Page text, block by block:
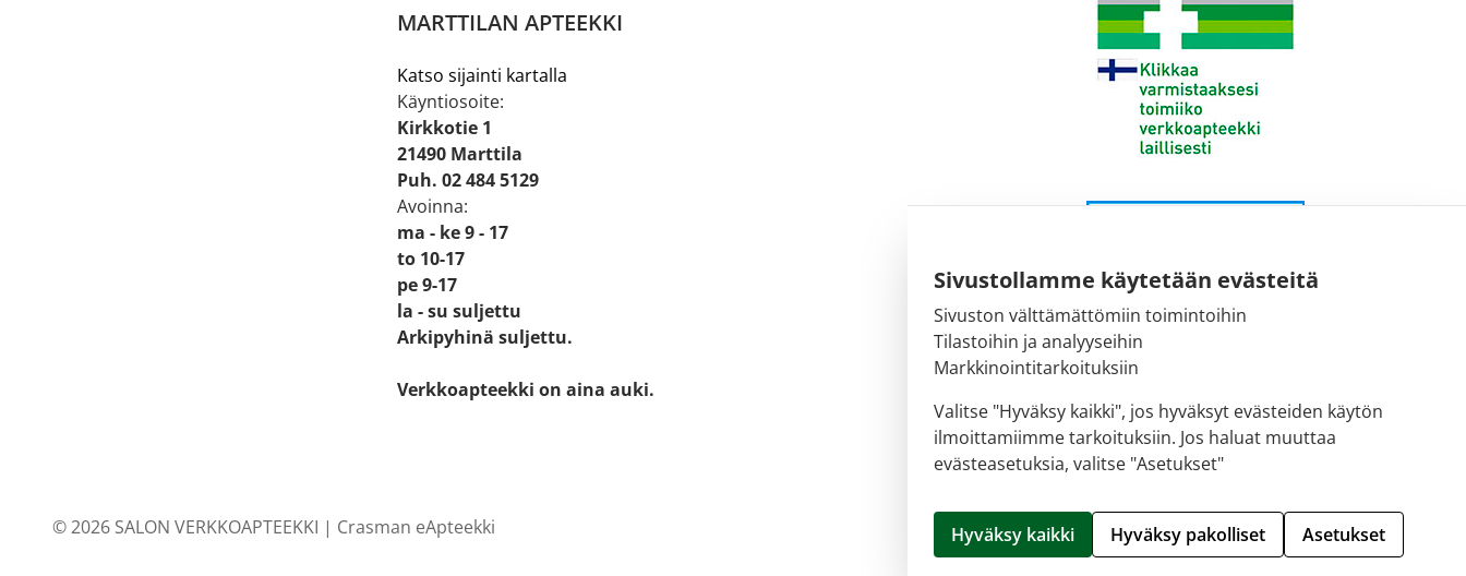
Sivustollamme käytetään evästeitä
Sivuston välttämättömiin toimintoihin
Tilastoihin ja analyyseihin
Markkinointitarkoituksiin
Valitse "Hyväksy kaikki", jos hyväksyt evästeiden käytön
ilmoittamiimme tarkoituksiin. Jos haluat muuttaa
evästeasetuksia, valitse "Asetukset"
Hyväksy kaikki Hyväksy pakolliset Asetukset
MARTTILAN APTEEKKI
Katso sijainti kartalla
Käyntiosoite:
Kirkkotie 1
21490 Marttila
Puh. 02 484 5129
Avoinna:
ma - ke 9 - 17
to 10-17
pe 9-17
la - su suljettu
Arkipyhinä suljettu.
Verkkoapteekki on aina auki.
© 2026 SALON VERKKOAPTEEKKI | Crasman eApteekki Hallitse evästeitä